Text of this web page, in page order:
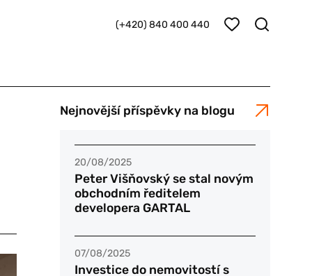
(+420) 840 400 440
Nejnovější příspěvky na blogu
20/08/2025
Peter Višňovský se stal novým
obchodním ředitelem
developera GARTAL
07/08/2025
Investice do nemovitostí s